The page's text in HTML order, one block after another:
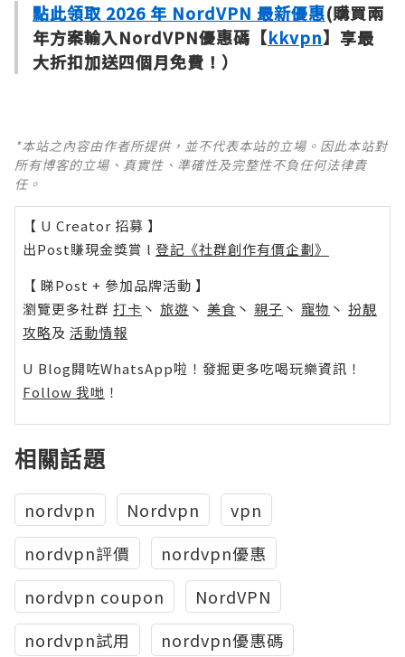
點此領取 2026 年 NordVPN 最新優惠(購買兩
年方案輸入NordVPN優惠碼【kkvpn】享最
大折扣加送四個月免費！）
*本站之內容由作者所提供，並不代表本站的立場。因此本站對
所有博客的立場、真實性、準確性及完整性不負任何法律責
任。
【 U Creator 招募 】
出Post賺現金獎賞 l 登記《社群創作有價企劃》
【 睇Post + 參加品牌活動 】
瀏覽更多社群 打卡 丶 旅遊 丶 美食 丶 親子 丶 寵物 丶 扮靚
攻略及 活動情報
U Blog開咗WhatsApp啦！發掘更多吃喝玩樂資訊！
Follow 我哋 ！
相關話題
nordvpn Nordvpn
vpn
nordvpn評價
nordvpn優惠
nordvpn coupon
NordVPN
nordvpn試用
nordvpn優惠碼